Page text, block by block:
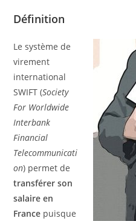
Définition
Le système de
virement
international
SWIFT (Society
For Worldwide
Interbank
Financial
Telecommunicati
on) permet de
transférer son
salaire en
France puisque